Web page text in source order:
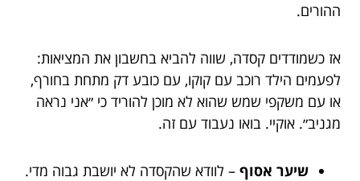
ההורים.
אז כשמודדים קסדה, שווה להביא בחשבון את המציאות:
לפעמים הילד רוכב עם קוקו, עם כובע דק מתחת בחורף,
או עם משקפי שמש שהוא לא מוכן להוריד כי ״אני נראה
מגניב״. אוקיי. בואו נעבוד עם זה.
שיער אסוף – לוודא שהקסדה לא יושבת גבוה מדי.